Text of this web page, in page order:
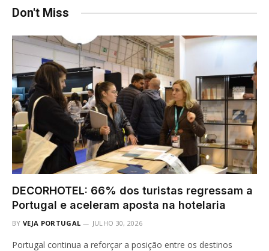
Don't Miss
DECORHOTEL: 66% dos turistas regressam a
Portugal e aceleram aposta na hotelaria
BY VEJA PORTUGAL JULHO 30, 2026
Portugal continua a reforçar a posição entre os destinos